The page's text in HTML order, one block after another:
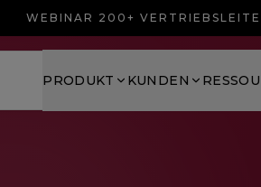
WEBINAR 200+
PRODUKT KUNDEN